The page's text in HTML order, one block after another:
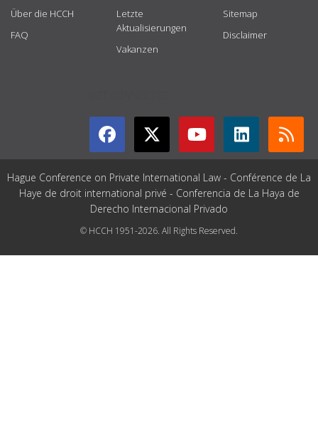
Über die HCCH
FAQ
Letzte
Aktualisierungen
Vakanzen
Sitemap
Disclaimer
Hague Conference on Private International Law - Conférence de La
Haye de droit international privé - Conferencia de La Haya de
Derecho Internacional Privado
© HCCH 1951-2026. All Rights Reserved.